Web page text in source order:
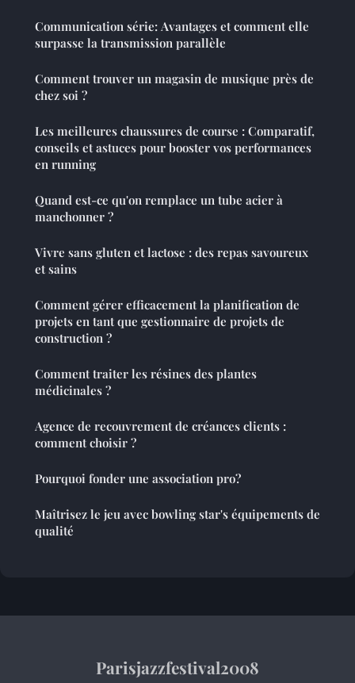
Communication série: Avantages et comment elle
surpasse la transmission parallèle
Comment trouver un magasin de musique près de
chez soi ?
Les meilleures chaussures de course : Comparatif,
conseils et astuces pour booster vos performances
en running
Quand est-ce qu'on remplace un tube acier à
manchonner ?
Vivre sans gluten et lactose : des repas savoureux
et sains
Comment gérer efficacement la planification de
projets en tant que gestionnaire de projets de
construction ?
Comment traiter les résines des plantes
médicinales ?
Agence de recouvrement de créances clients :
comment choisir ?
Pourquoi fonder une association pro?
Maîtrisez le jeu avec bowling star's équipements de
qualité
Parisjazzfestival2008